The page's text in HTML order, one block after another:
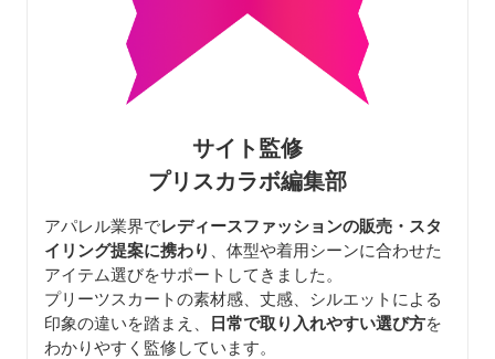
サイト監修
プリスカラボ編集部
アパレル業界でレディースファッションの販売・スタ
イリング提案に携わり
、体型や着用シーンに合わせた
アイテム選びをサポートしてきました。
プリーツスカートの素材感、丈感、シルエットによる
印象の違いを踏まえ、 日常で取り入れやすい選び方を
わかりやすく監修しています。